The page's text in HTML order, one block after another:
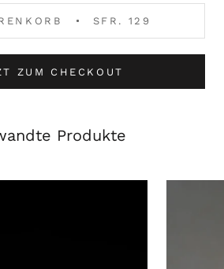
SFR. 129
ZUM CHECKOUT
Produkte